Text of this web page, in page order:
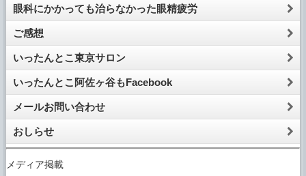
眼科にかかっても治らなかった眼精疲労
ご感想
いったんとこ東京サロン
いったんとこ阿佐ヶ谷もFacebook
メールお問い合わせ
おしらせ
メディア掲載